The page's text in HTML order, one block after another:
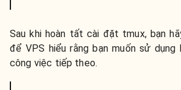
Sau khi hoàn tất cài đặt tmux, bạn
để VPS hiểu rằng bạn muốn sử
công việc tiếp theo.